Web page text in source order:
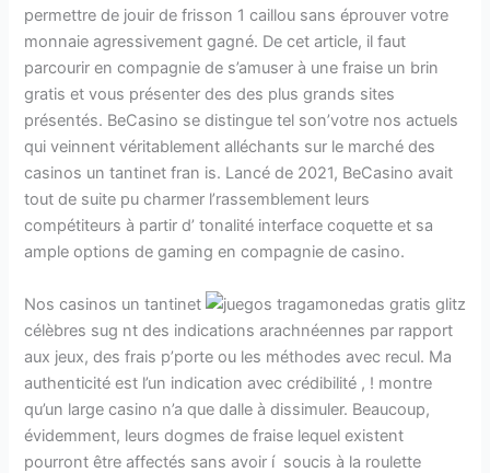
permettre de jouir de frisson 1 caillou sans éprouver votre
monnaie agressivement gagné. De cet article, il faut
parcourir en compagnie de s’amuser à une fraise un brin
gratis et vous présenter des des plus grands sites
présentés. BeCasino se distingue tel son’votre nos actuels
qui veinnent véritablement alléchants sur le marché des
casinos un tantinet fran is. Lancé de 2021, BeCasino avait
tout de suite pu charmer l’rassemblement leurs
compétiteurs à partir d’ tonalité interface coquette et sa
ample options de gaming en compagnie de casino.
Nos casinos un tantinet
célèbres sug nt des indications arachnéennes par rapport
aux jeux, des frais p’porte ou les méthodes avec recul. Ma
authenticité est l’un indication avec crédibilité , ! montre
qu’un large casino n’a que dalle à dissimuler. Beaucoup,
évidemment, leurs dogmes de fraise lequel existent
pourront être affectés sans avoir í soucis à la roulette